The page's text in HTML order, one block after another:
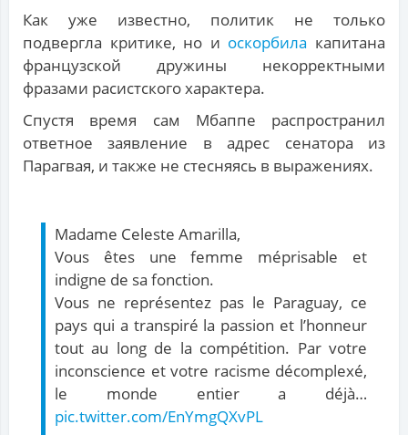
Как уже известно, политик не только
подвергла критике, но и оскорбила капитана
французской дружины некорректными
фразами расистского характера.
Спустя время сам Мбаппе распространил
ответное заявление в адрес сенатора из
Парагвая, и также не стесняясь в выражениях.
Madame Celeste Amarilla,
Vous êtes une femme méprisable et
indigne de sa fonction.
Vous ne représentez pas le Paraguay, ce
pays qui a transpiré la passion et l’honneur
tout au long de la compétition. Par votre
inconscience et votre racisme décomplexé,
le monde entier a déjà…
pic.twitter.com/EnYmgQXvPL